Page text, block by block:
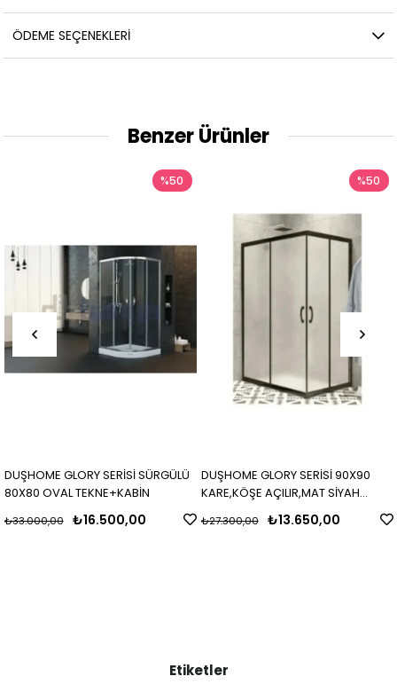
ÖDEME SEÇENEKLERI
Benzer Ürünler
DUŞHOME GLORY SERİSİ SÜRGÜLÜ
80X80 OVAL TEKNE+KABİN
₺16.500,00
₺33.000,00
%50
DUŞHOME GLORY SERİSİ 90X90
KARE,KÖŞE AÇILIR,MAT SİYAH
PROFİL,BUZLU CAM,H,190CM KABİN
₺13.650,00
₺27.300,00
%50
Etiketler